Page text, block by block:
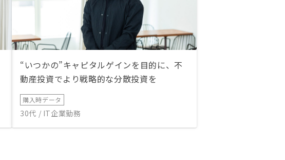
“いつかの”キャピタルゲインを目的に、不
動産投資でより戦略的な分散投資を
購入時データ
30代 / IT企業勤務